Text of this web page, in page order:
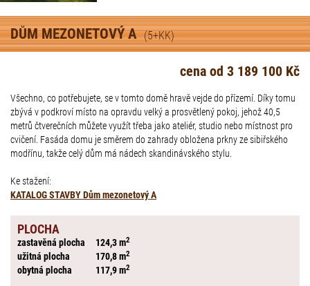
DŮM MEZONETOVÝ A (5+KK)
cena od 3 189 100 Kč
Všechno, co potřebujete, se v tomto domě hravě vejde do přízemí. Díky tomu
zbývá v podkroví místo na opravdu velký a prosvětlený pokoj, jehož 40,5
metrů čtverečních můžete využít třeba jako ateliér, studio nebo místnost pro
cvičení. Fasáda domu je směrem do zahrady obložena prkny ze sibiřského
modřínu, takže celý dům má nádech skandinávského stylu.
Ke stažení:
KATALOG STAVBY Dům mezonetový A
PLOCHA
zastavěná plocha 124,3 m2
užitná plocha 170,8 m2
obytná plocha 117,9 m2